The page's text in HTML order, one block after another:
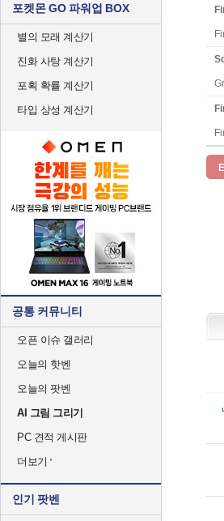
포켓몬 GO 파워업 BOX
별의 모래 계산기
진화 사탕 계산기
포획 확률 계산기
타입 상성 계산기
공통 커뮤니티
오픈 이슈 갤러리
오늘의 핫벤
오늘의 팟벤
AI 그림 그리기
PC 견적 게시판
더보기
인기 팟벤